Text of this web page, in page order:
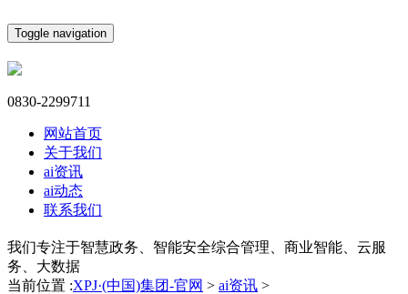
Toggle navigation
0830-2299711
网站首页
关于我们
ai资讯
ai动态
联系我们
我们专注于智慧政务、智能安全综合管理、商业智能、云服
务、大数据
当前位置 :XPJ·(中国)集团-官网 > ai资讯 >